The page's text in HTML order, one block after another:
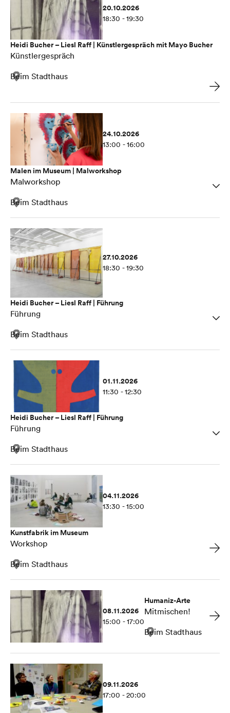
20.10.2026
18:30 - 19:30
Heidi Bucher – Liesl Raff | Künstlergespräch mit Mayo Bucher
Künstlergespräch
Beim Stadthaus
24.10.2026
13:00 - 16:00
Malen im Museum | Malworkshop
Malworkshop
Beim Stadthaus
27.10.2026
18:30 - 19:30
Heidi Bucher – Liesl Raff | Führung
Führung
Beim Stadthaus
01.11.2026
11:30 - 12:30
Heidi Bucher – Liesl Raff | Führung
Führung
Beim Stadthaus
04.11.2026
13:30 - 15:00
Kunstfabrik im Museum
Workshop
Beim Stadthaus
08.11.2026
15:00 - 17:00
Humaniz-Arte
Mitmischen!
Beim Stadthaus
09.11.2026
17:00 - 20:00